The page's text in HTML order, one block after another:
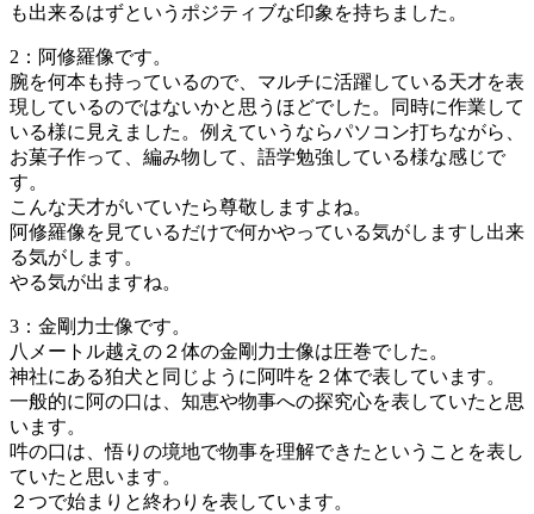
も出来るはずというポジティブな印象を持ちました。
2：阿修羅像です。
腕を何本も持っているので、マルチに活躍している天才を表
現しているのではないかと思うほどでした。同時に作業して
いる様に見えました。例えていうならパソコン打ちながら、
お菓子作って、編み物して、語学勉強している様な感じで
す。
こんな天才がいていたら尊敬しますよね。
阿修羅像を見ているだけで何かやっている気がしますし出来
る気がします。
やる気が出ますね。
3：金剛力士像です。
八メートル越えの２体の金剛力士像は圧巻でした。
神社にある狛犬と同じように阿吽を２体で表しています。
一般的に阿の口は、知恵や物事への探究心を表していたと思
います。
吽の口は、悟りの境地で物事を理解できたということを表し
ていたと思います。
２つで始まりと終わりを表しています。